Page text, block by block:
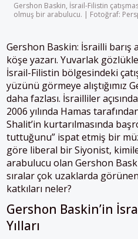
Gershon Baskin, İsrail-Filistin
olmuş bir arabulucu. | Fotoğraf:
Gershon Baskin: İsrailli barış
köşe yazarı. Yuvarlak
İsrail-Filistin bölgesindeki
yüzünü görmeye alıştığımız
daha fazlası. İsrailliler
2006 yılında Hamas
Shalit’in kurtarılmasında
tuttuğunu” ispat etmiş bir
göre liberal bir Siyonist,
arabulucu olan Gershon
sıralar çok uzaklarda
katkıları neler?
Gershon Baskin’in
Yılları